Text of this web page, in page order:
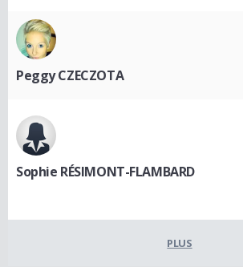
Peggy CZECZOTA
Sophie RÉSIMONT-FLAMBARD
PLUS